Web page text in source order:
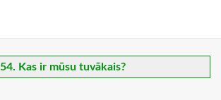
54. Kas ir mūsu tuvākais?